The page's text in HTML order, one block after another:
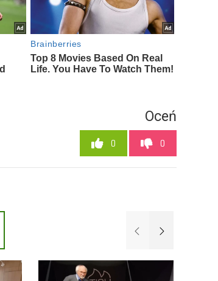
Oceń
0 0
PoprzednieNastępne